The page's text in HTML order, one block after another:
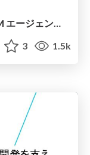
PydanticAI × Logfire ではじめる LLM エージェントのモニタリング
3 1.5k